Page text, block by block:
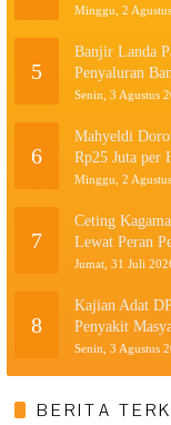
Minggu, 2
5
Banjir Landa
Penyaluran
Senin, 3 Agustus
6
Mahyeldi
Rp25 Juta per
Minggu, 2
7
Ceting
Lewat Peran
Jumat, 31 Juli
8
Kajian Adat
Penyakit
Senin, 3 Agustus
BERITA